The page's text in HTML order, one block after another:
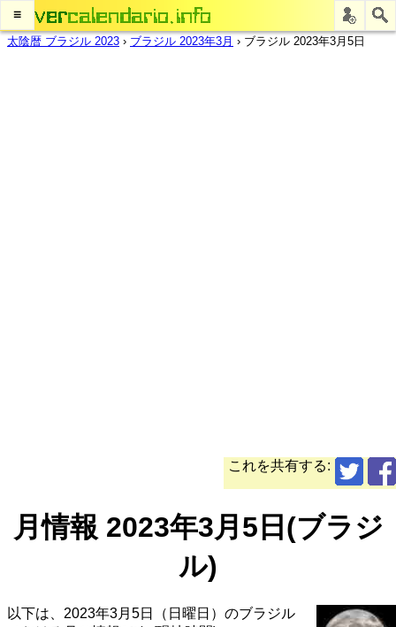
≡
太陰暦 ブラジル 2023 › ブラジル 2023年3月 › ブラジル 2023年3月5日
これを共有する:
月情報 2023年3月5日(ブラジ
ル)
以下は、2023年3月5日（日曜日）のブラジル